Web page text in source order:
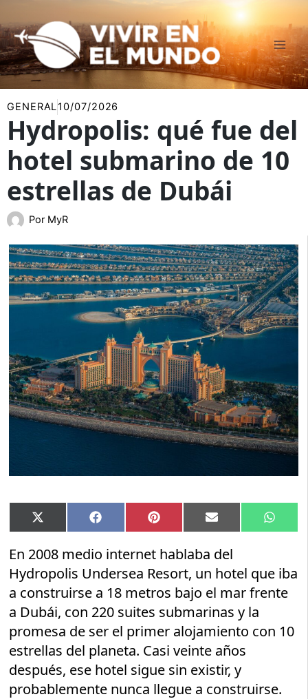
al
contenido
GENERAL10/07/2026
Hydropolis: qué fue del
hotel submarino de 10
estrellas de Dubái
Por MyR
Compartir
en
X
(Twitter)
Compartir
en
Facebook Compartir
en
Pinterest Compartir
en
Email
en
En 2008 medio internet hablaba del
Hydropolis Undersea Resort, un hotel que iba
a construirse a 18 metros bajo el mar frente
a Dubái, con 220 suites submarinas y la
promesa de ser el primer alojamiento con 10
estrellas del planeta. Casi veinte años
después, ese hotel sigue sin existir, y
probablemente nunca llegue a construirse.